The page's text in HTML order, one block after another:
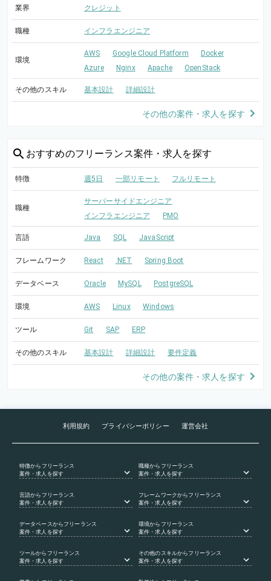
業界 クレジット
職種 インフラエンジニア
環境
AWS Google Cloud Platform
Docker
Azure
Nginx Apache OpenStack
その他のスキル 基本設計 詳細設計
その他の案件・求人を探す
おすすめのフリーランス案件・求人を探す
特徴 週5日 一部リモート フルリモート
職種
サーバーサイドエンジニア
インフラエンジニア
PMO
言語 Java SQL JavaScript
フレームワーク React .NET Spring Boot
データベース Oracle MySQL PostgreSQL
環境 AWS Linux Windows
ツール Git SAP ERP
その他のスキル 基本設計 詳細設計 要件定義
その他の案件・求人を探す
利用規約 プライバシーポリシー 運営会社
特徴からフリーランス
案件・求人を探す
職種からフリーランス
案件・求人を探す
言語からフリーランス
案件・求人を探す
フレームワークからフリーランス
案件・求人を探す
データベース からフリーランス
案件・求人を探す
環境からフリーランス
案件・求人を探す
ツールからフリーランス
案件・求人を探す
その他のスキルからフリーランス
案件・求人を探す